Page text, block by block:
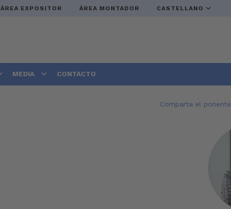
ÁREA EXPOSITOR ÁREA MONTADOR CASTELLANO
MEDIA CONTACTO
Comparta el ponente